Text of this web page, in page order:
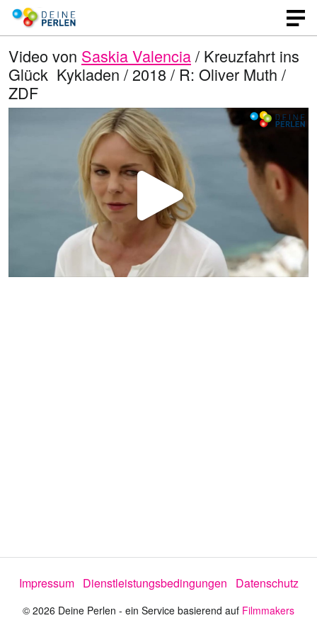
Video von Saskia Valencia/ Kreuzfahrt ins
Glück  Kykladen / 2018 / R: Oliver Muth /
ZDF
V
i
s
p
Impressum Dienstleistungsbedingungen Datenschutz
© 2026 Deine Perlen - ein Service basierend auf Filmmakers